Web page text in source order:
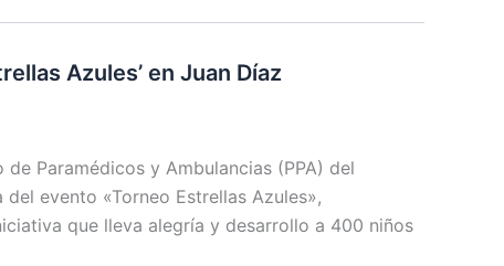
Azules’ en Juan Díaz
Paramédicos y Ambulancias (PPA) del
evento «Torneo Estrellas Azules»,
que lleva alegría y desarrollo a 400 niños